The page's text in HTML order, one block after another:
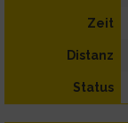
Zeit
Distanz
Status